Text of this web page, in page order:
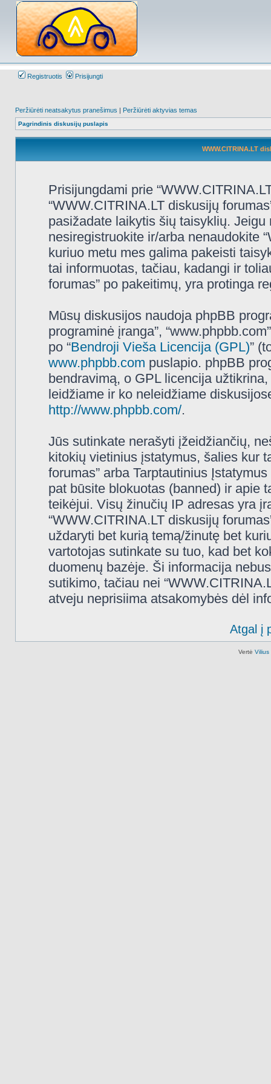
Registruotis Prisijungti
Peržiūrėti neatsakytus pranešimus | Peržiūrėti aktyvias temas
Pagrindinis diskusijų puslapis
WWW.CITRINA.LT
Prisijungdami prie
“WWW.CITRINA.LT diskusijų
pasižadate laikytis šių taisyklių.
nesiregistruokite ir/arba nenaudokite
kuriuo metu mes galima pakeisti
tai informuotas, tačiau, kadangi ir
forumas” po pakeitimų, yra protinga
Mūsų diskusijos naudoja phpBB
programinė įranga”,
po “Bendroji Vieša Licencija (GPL)”
www.phpbb.com puslapio. phpBB
bendravimą, o GPL licencija
leidžiame ir ko neleidžiame
http://www.phpbb.com/.
Jūs sutinkate nerašyti įžeidžiančių,
kitokių vietinius įstatymus, šalies kur
forumas” arba Tarptautinius
pat būsite blokuotas (banned) ir apie
teikėjui. Visų žinučių IP adresas yra
“WWW.CITRINA.LT diskusijų
uždaryti bet kurią temą/žinutę bet
vartotojas sutinkate su tuo, kad bet
duomenų bazėje. Ši informacija
sutikimo, tačiau nei
atveju neprisiima atsakomybės dėl
Atgal į
Vertė Vilius